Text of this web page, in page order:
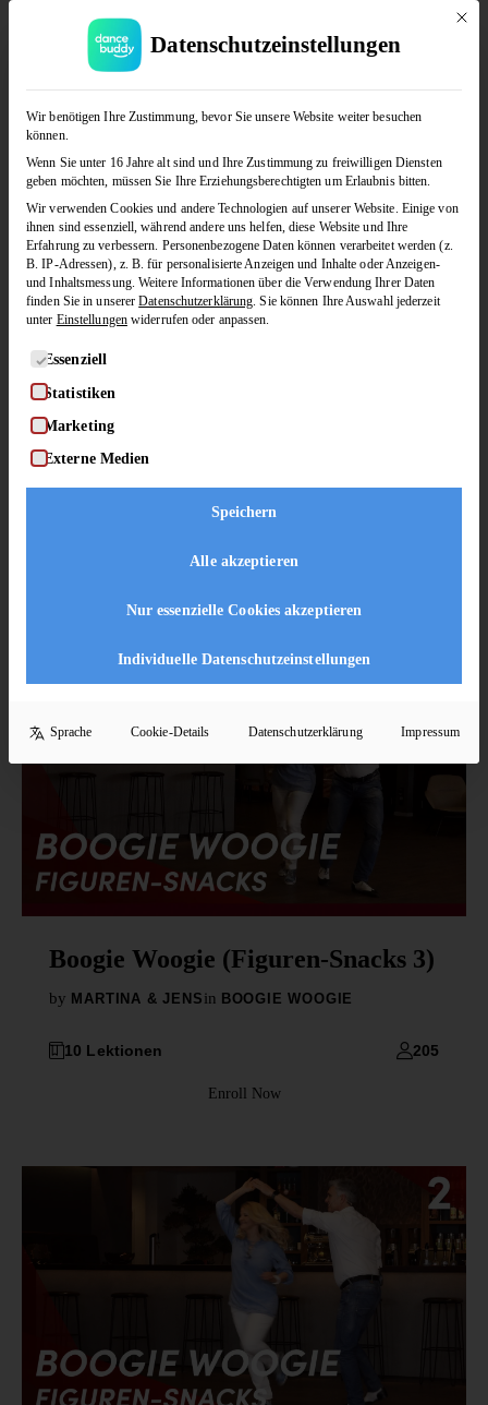
Boogie Woogie (Figuren-Snacks 4)
Boogie Woogie (Figuren-Snacks 3)
by MARTINA & JENS in BOOGIE WOOGIE
10 Lektionen 205
Enroll Now
Mit
Datenschutzeinstellungen
Wir benötigen Ihre Zustimmung, bevor Sie unsere Website weiter besuchen
können.
Wenn Sie unter 16 Jahre alt sind und Ihre Zustimmung zu freiwilligen Diensten
geben möchten, müssen Sie Ihre Erziehungsberechtigten um Erlaubnis bitten.
Wir verwenden Cookies und andere Technologien auf unserer Website. Einige von
ihnen sind essenziell, während andere uns helfen, diese Website und Ihre
Erfahrung zu verbessern. Personenbezogene Daten können verarbeitet werden (z.
B. IP-Adressen), z. B. für personalisierte Anzeigen und Inhalte oder Anzeigen-
und Inhaltsmessung. Weitere Informationen über die Verwendung Ihrer Daten
finden Sie in unsererDatenschutzerklärung. Sie können Ihre Auswahl jederzeit
unter Einstellungenwiderrufen oder anpassen.
Es folgt eine Liste der Service-Gruppen, für die eine
Essenziell
Statistiken
Marketing
Externe Medien
Speichern
Alle akzeptieren
Nur essenzielle Cookies akzeptieren
Individuelle Datenschutzeinstellungen
Sprache Cookie-Details Datenschutzerklärung Impressum